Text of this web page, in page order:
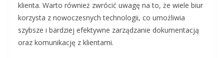
klienta. Warto również zwrócić uwagę na to, że wiele biur
korzysta z nowoczesnych technologii, co umożliwia
szybsze i bardziej efektywne zarządzanie dokumentacją
oraz komunikację z klientami.